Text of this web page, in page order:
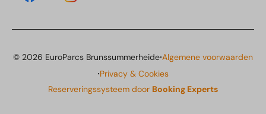
© 2026 EuroParcs Brunssummerheide·Algemene voorwaarden
·Privacy & Cookies
Reserveringssysteem door Booking Experts